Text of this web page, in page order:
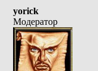
yorick
Модератор